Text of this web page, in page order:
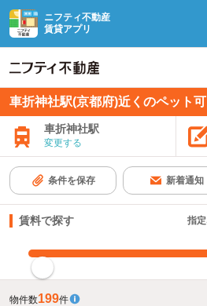
ニフティ不動産
賃貸アプリ
車折神社駅(京都府)近くのペット可
車折神社駅
変更する
条件を保存 新着通知
賃料で探す 指
物件数199件